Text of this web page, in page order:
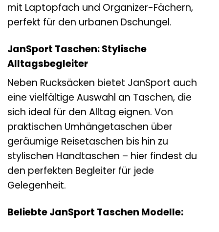
mit Laptopfach und Organizer-Fächern,
perfekt für den urbanen Dschungel.
JanSport Taschen: Stylische
Alltagsbegleiter
Neben Rucksäcken bietet JanSport auch
eine vielfältige Auswahl an Taschen, die
sich ideal für den Alltag eignen. Von
praktischen Umhängetaschen über
geräumige Reisetaschen bis hin zu
stylischen Handtaschen – hier findest du
den perfekten Begleiter für jede
Gelegenheit.
Beliebte JanSport Taschen Modelle: